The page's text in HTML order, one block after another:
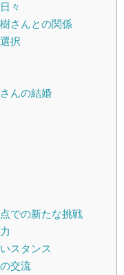
々
さんとの関係
択
んの結婚
での新たな挑戦
スタンス
交流